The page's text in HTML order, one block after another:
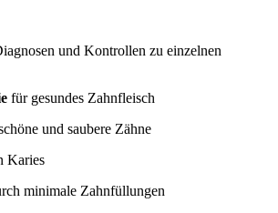
und Kontrollen zu einzelnen
für gesundes Zahnfleisch
und saubere Zähne
Karies
minimale Zahnfüllungen